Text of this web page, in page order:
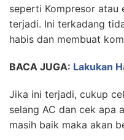
seperti Kompresor atau
terjadi. Ini terkadang
habis dan membuat
BACA JUGA: Lakukan
Jika ini terjadi, cukup
selang AC dan cek apa
masih baik maka akan